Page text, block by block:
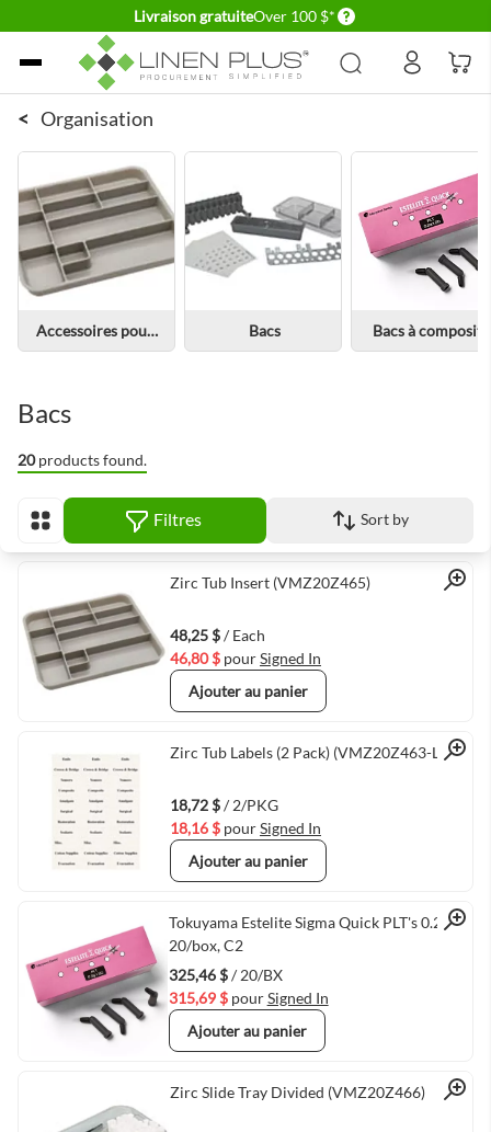
Livraison gratuiteOver 100 $* Delivery conditions
Allez au contenu
< Organisation
Accessoires pour bacs Bacs Bacs à composite
Bacs
20products found.
Afficher en Filtres Sort by
Quick View
Zirc Tub Insert (VMZ20Z465)
48,25 $/ Each
46,80 $ pourSigned In
Ajouter au panier
Quick View
Zirc Tub Labels (2 Pack) (VMZ20Z463-LBL)
18,72 $/ 2/PKG
18,16 $ pourSigned In
Ajouter au panier
Quick View
Tokuyama Estelite Sigma Quick PLT's 0.2g x
20/box, C2
325,46 $/ 20/BX
315,69 $ pourSigned In
Ajouter au panier
Quick View
Zirc Slide Tray Divided (VMZ20Z466)